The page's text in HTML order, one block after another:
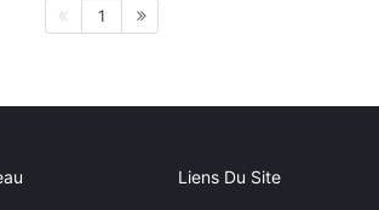
1
Liens Du Site